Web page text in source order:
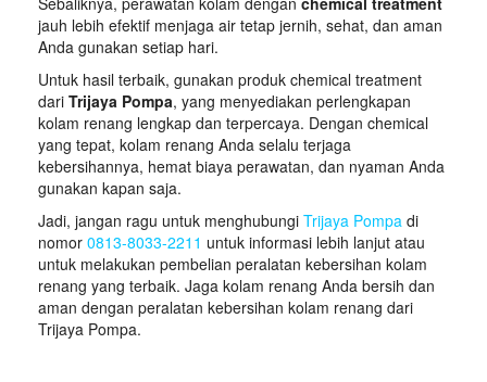
jauh lebih efektif menjaga air tetap jernih, sehat, dan aman
Anda gunakan setiap hari.
Untuk hasil terbaik, gunakan produk chemical treatment
dari Trijaya Pompa, yang menyediakan perlengkapan
kolam renang lengkap dan terpercaya. Dengan chemical
yang tepat, kolam renang Anda selalu terjaga
kebersihannya, hemat biaya perawatan, dan nyaman Anda
gunakan kapan saja.
Jadi, jangan ragu untuk menghubungi Trijaya Pompa di
nomor 0813-8033-2211 untuk informasi lebih lanjut atau
untuk melakukan pembelian peralatan kebersihan kolam
renang yang terbaik. Jaga kolam renang Anda bersih dan
aman dengan peralatan kebersihan kolam renang dari
Trijaya Pompa.